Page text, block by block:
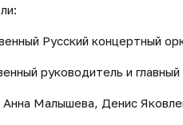
Русский концертный
руководитель и
Малышева, Денис